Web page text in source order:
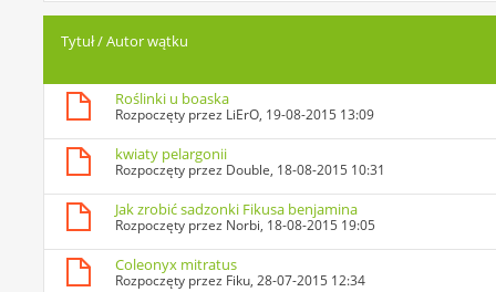
Tytuł/Autor wątku
Roślinki u boaska
Rozpoczęty przez LiErO, 19-08-2015 13:09
kwiaty pelargonii
Rozpoczęty przez Double, 18-08-2015 10:31
Jak zrobić sadzonki Fikusa benjamina
Rozpoczęty przez Norbi, 18-08-2015 19:05
Coleonyx mitratus
Rozpoczęty przez Fiku, 28-07-2015 12:34